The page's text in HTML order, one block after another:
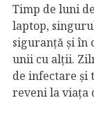
Timp de luni
laptop,
siguranță și în
unii cu alții.
de infectare și
reveni la